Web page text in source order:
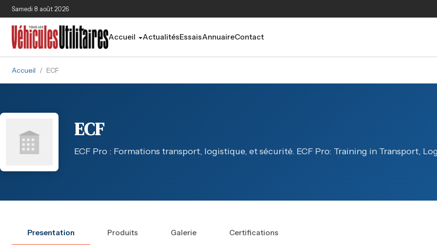
Aller au contenu principal
Samedi 8 août 2026
Accueil ActualitésEssaisAnnuaireContact
Accueil / ECF
ECF
ECF Pro : Formations transport, logistique, et sécurité. ECF Pro: Training in Transport,
Presentation Produits Galerie Certifications